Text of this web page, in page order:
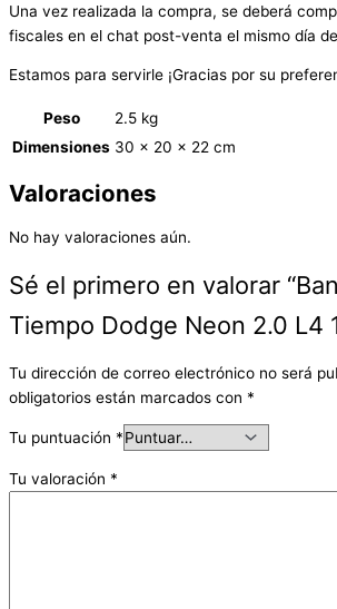
Una vez realizada la compra, se deberá
fiscales en el chat post-venta el mismo día
Estamos para servirle ¡Gracias por su
Peso
2.5 kg
Dimensiones 30 × 20 × 22 cm
Valoraciones
No hay valoraciones aún.
Sé el primero en valorar
Tiempo Dodge Neon 2.0 L4
Tu dirección de correo electrónico no será
obligatorios están marcados con *
Tu puntuación *
Tu valoración *